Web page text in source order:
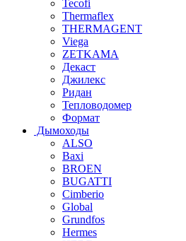
Tecofi
Thermaflex
THERMAGENT
Viega
ZETKAMA
Декаст
Джилекс
Ридан
Тепловодомер
Формат
Дымоходы
ALSO
Baxi
BROEN
BUGATTI
Cimberio
Global
Grundfos
Hermes